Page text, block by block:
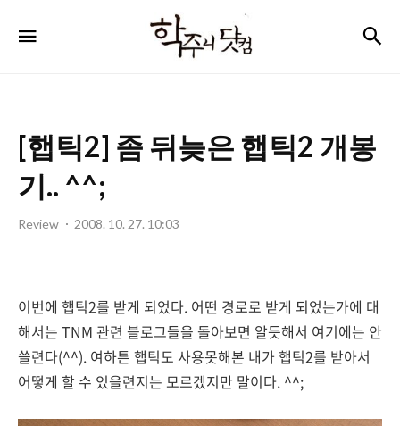
주
컴
[햅틱2] 좀 뒤늦은 햅틱2 개봉
기.. ^^;
Review 2008. 10. 27. 10:03
이번에 햅틱2를 받게 되었다. 어떤 경로로 받게 되었는가에 대
해서는 TNM 관련 블로그들을 돌아보면 알듯해서 여기에는 안
쓸련다(^^). 여하튼 햅틱도 사용못해본 내가 햅틱2를 받아서
어떻게 할 수 있을련지는 모르겠지만 말이다. ^^;